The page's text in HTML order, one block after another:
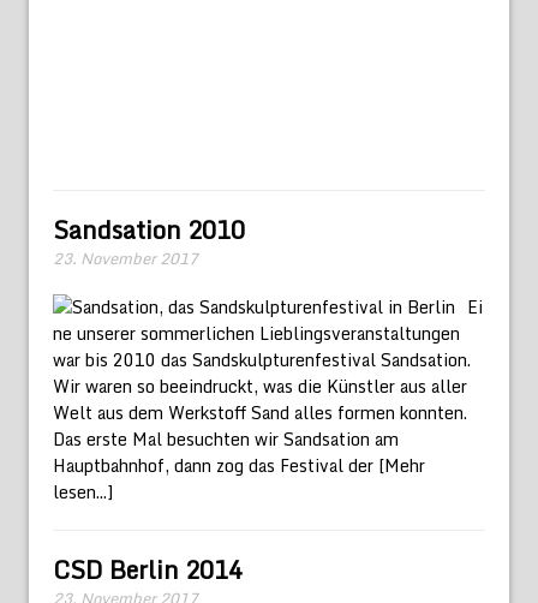
Sandsation 2010
23. November 2017
Ei
ne unserer sommerlichen Lieblingsveranstaltungen
war bis 2010 das Sandskulpturenfestival Sandsation.
Wir waren so beeindruckt, was die Künstler aus aller
Welt aus dem Werkstoff Sand alles formen konnten.
Das erste Mal besuchten wir Sandsation am
Hauptbahnhof, dann zog das Festival der [Mehr
lesen...]
CSD Berlin 2014